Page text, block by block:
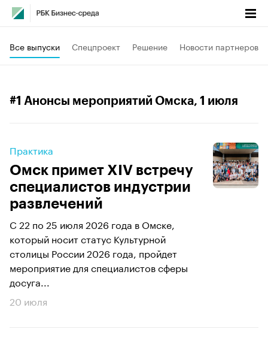
Все выпуски Спецпроект Решение Новости партнеров
#1 Анонсы мероприятий Омска, 1 июля
Практика
Омск примет XIV встречу
специалистов индустрии
развлечений
С 22 по 25 июля 2026 года в Омске,
который носит статус Культурной
столицы России 2026 года, пройдет
мероприятие для специалистов сферы
досуга...
20 июля